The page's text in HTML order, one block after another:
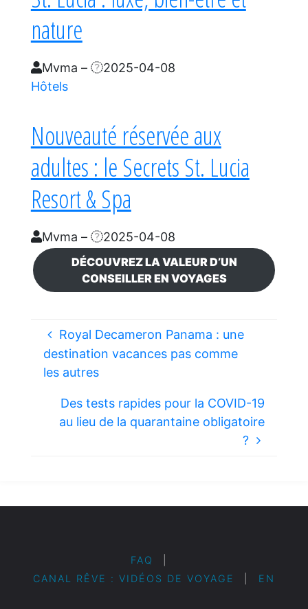
nature
Mvma –
2025-04-08
Hôtels
Nouveauté réservée aux
adultes : le Secrets St. Lucia
Resort & Spa
Mvma – 2025-04-08
DÉCOUVREZ LA VALEUR D’UN
CONSEILLER EN VOYAGES
Royal Decameron Panama : une
destination vacances pas comme
les autres
Des tests rapides pour la COVID-19
au lieu de la quarantaine obligatoire
?
FAQ
CANAL RÊVE : VIDÉOS DE VOYAGE
EN